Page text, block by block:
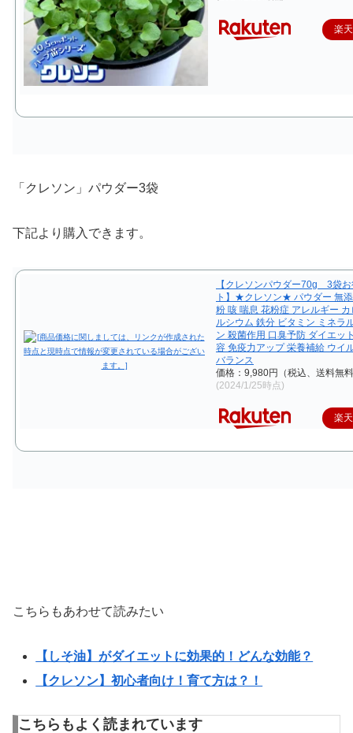
楽
「クレソン」パウダー3袋
下記より購入できます。
【クレソンパウダー70g 3袋
ト】★クレソン★ パウダー 無
粉 咳 喘息 花粉症 アレルギー
ルシウム 鉄分 ビタミン ミネラ
ン 殺菌作用 口臭予防 ダイエッ
容 免疫力アップ 栄養補給 ウイ
バランス
価格：9,980円（税込、送料無
(2024/1/25時点)
楽
こちらもあわせて読みたい
【しそ油】がダイエットに効果的！どんな効能？
【クレソン】初心者向け！育て方は？！
こちらもよく読まれています